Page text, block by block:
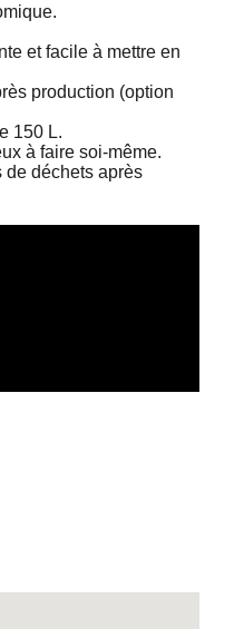
et facile à mettre en
production (option
150 L.
à faire soi-même.
de déchets après